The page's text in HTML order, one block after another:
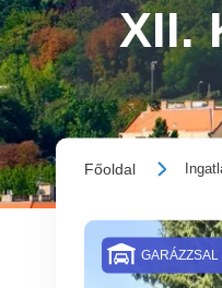
XII.
Főoldal
GARÁZZSAL